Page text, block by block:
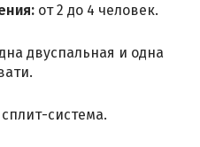
от 2 до 4 человек.
двуспальная и одна
сплит-система.